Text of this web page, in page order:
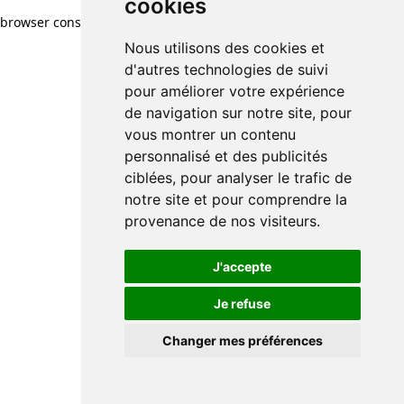
cookies
Nous utilisons des cookies et
d'autres technologies de suivi
pour améliorer votre expérience
de navigation sur notre site, pour
vous montrer un contenu
personnalisé et des publicités
ciblées, pour analyser le trafic de
notre site et pour comprendre la
provenance de nos visiteurs.
J'accepte
Je refuse
Changer mes préférences
browser console for more information)